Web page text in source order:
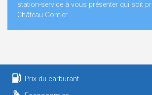
station-service à vous présenter qui soit
Château-Gontier..
Prix du carburant